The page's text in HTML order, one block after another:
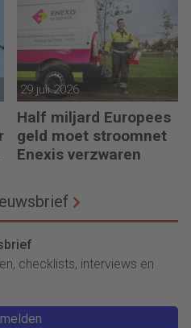
29 juli 2026
Half miljard Europees
geld moet stroomnet
Enexis verzwaren
checklists, interviews en